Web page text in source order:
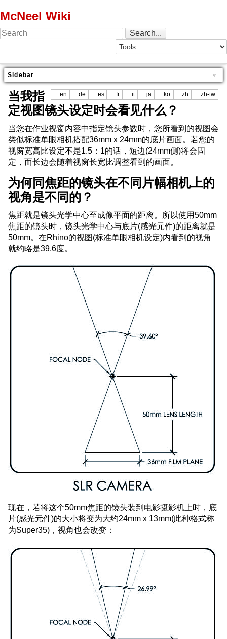
McNeel Wiki
Sidebar
en de es fr it ja ko zh zh-tw
当我指
定视图镜头设定时会看见什么？
当您在作业视窗内容中指定镜头参数时，您所看到的视图会
类似标准单眼相机搭配36mm x 24mm的底片画面。若您的
视窗宽高比设定不是1.5：1的话，短边(24mm侧)将会固
定，而长边会随着视窗长宽比调整看到的画面。
为何同焦距的镜头在不同片幅相机上的
视角是不同的？
焦距就是镜头光学中心至成像平面的距离。所以使用50mm
焦距的镜头时，镜头光学中心与底片(感光元件)的距离就是
50mm。在Rhino的视图(标准单眼相机设定)内看到的视角
就约略是39.6度。
现在，若将这个50mm焦距的镜头装到电影摄影机上时，底
片(感光元件)的大小将变为大约24mm x 13mm(此种格式称
为Super35)，视角也会改变：